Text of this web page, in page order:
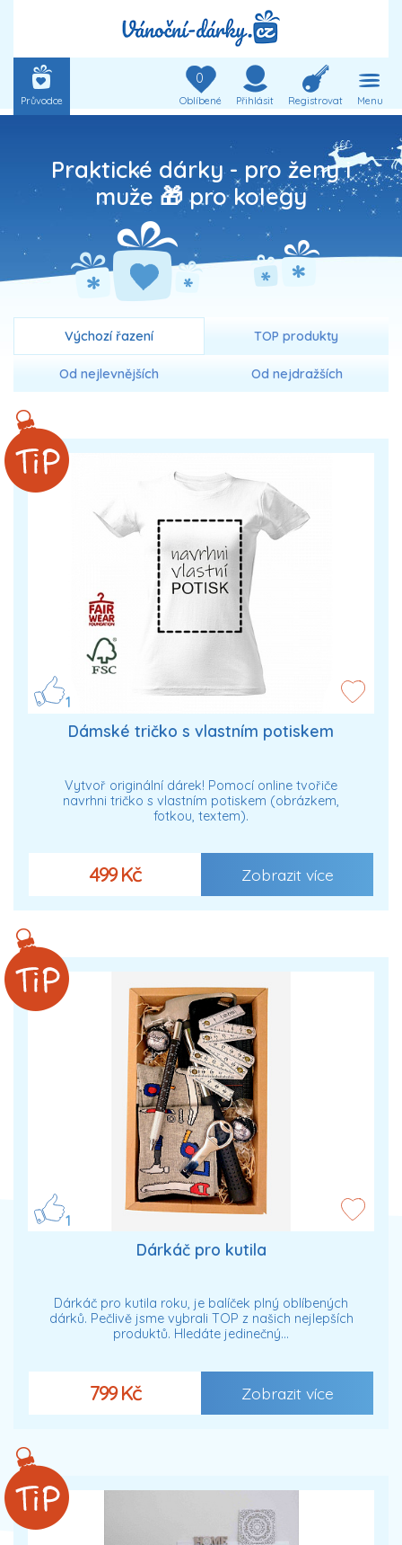
Průvodce
0
Oblíbené Přihlásit Registrovat Menu
Praktické dárky - pro ženy i
muže 🎁 pro kolegy
Výchozí řazení TOP produkty
Od nejlevnějších Od nejdražších
1
Dámské tričko s vlastním potiskem
Vytvoř originální dárek! Pomocí online tvořiče
navrhni tričko s vlastním potiskem (obrázkem,
fotkou, textem).
499 Kč Zobrazit více
1
Dárkáč pro kutila
Dárkáč pro kutila roku, je balíček plný oblíbených
dárků. Pečlivě jsme vybrali TOP z našich nejlepších
produktů. Hledáte jedinečný…
799 Kč Zobrazit více